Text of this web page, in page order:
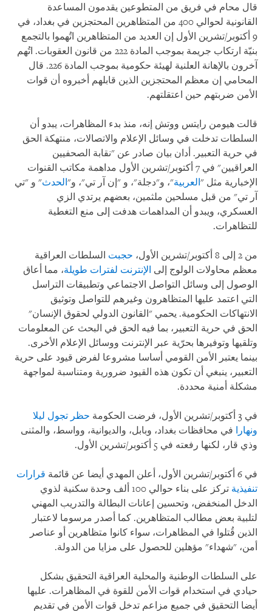
قال محام في فريق من المتطوعين يقدمون المساعدة
القانونية لحوالي 400 من المتظاهرين المحتجزين في بغداد، في
9 أكتوبر/تشرين الأول إن العديد من المتظاهرين اتُهموا بالتجمع
بنيّة ارتكاب جريمة بموجب المادة 222 من قانون العقوبات. اتُهم
آخرون بالإهانة العلنية لهيئة حكومية بموجب المادة 226. قال
المحامي إن معظم المحتجزين الذين قابلهم أخبروه أن قوات
الأمن ضربتهم حين اعتقلتهم.
قالت هيومن رايتس ووتش إنه، منذ بدء المظاهرات، يبدو أن
السلطات تدخلت في وسائل الإعلام والاتصالات، منتهكة الحق
في حرية التعبير. أدان بيان صادر عن "نقابة الصحفيين
العراقيين" في 7 أكتوبر/تشرين الأول مداهمة مكاتب القنوات
الإخبارية مثل "العربية"، و"دجلة"، و "إن آر تي"، و"الحدث" و "تي
آر تي" من قبل مسلحين ملثمين، بعضهم يرتدي الزي
العسكري، ويبدو أن المداهمات هدفت إلى منع التغطية
للتظاهرات.
من 2 إلى 8 أكتوبر/تشرين الأول، حجبت السلطات العراقية
معظم محاولات الولوج إلى الإنترنت لفترات طويلة، مما أعاق
الوصول إلى وسائل التواصل الاجتماعي وتطبيقات التراسل
التي اعتمد عليها المتظاهرون وغيرهم للتواصل وتوثيق
الانتهاكات الحكومية. يحمي "القانون الدولي لحقوق الإنسان"
الحق في حرية التعبير، بما فيه الحق في البحث عن المعلومات
وتلقيها وتوفيرها بحرّية عبر الإنترنت ووسائل الإعلام الأخرى.
بينما يعتبر الأمن القومي أساسا مشروعا لفرض قيود على حرية
التعبير، ينبغي أن تكون هذه القيود ضرورية ومتناسبة لمواجهة
مشكلة أمنية محددة.
في 3 أكتوبر/تشرين الأول، فرضت الحكومة
حظر تجول ليلا
ونهارا في محافظات بغداد، وبابل، والديوانية، وواسط، والمثنى
وذي قار، لكنها رفعته في 5 أكتوبر/تشرين الأول.
في 6 أكتوبر/تشرين الأول، أعلن المهدي أيضا عن قائمة
قرارات
تنفيذية
تركز على بناء حوالي 100 ألف وحدة سكنية لذوي
الدخل المنخفض، وتحسين إعانات البطالة والتدريب المهني
لتلبية بعض مطالب المتظاهرين. كما أصدر مرسوما لاعتبار
الذين قُتلوا في المظاهرات، سواء كانوا متظاهرين أو عناصر
أمن، "شهداء" مؤهلين للحصول على مزايا من الدولة.
على السلطات الوطنية والمحلية العراقية التحقيق بشكل
حيادي في استخدام قوات الأمن للقوة في المظاهرات. عليها
أيضا التحقيق في جميع مزاعم تدخل قوات الأمن في تقديم